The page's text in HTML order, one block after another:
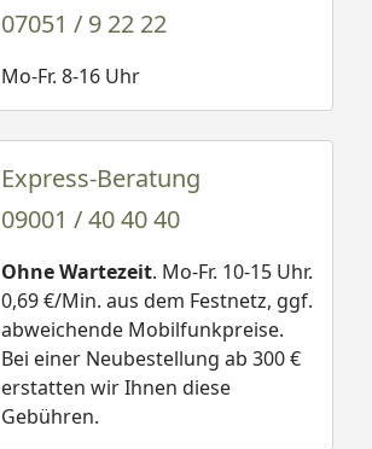
07051 / 9 22 22
Mo-Fr. 8-16 Uhr
Express-Beratung
09001 / 40 40 40
Ohne Wartezeit. Mo-Fr. 10-15 Uhr.
0,69 €/Min. aus dem Festnetz, ggf.
abweichende Mobilfunkpreise.
Bei einer Neubestellung ab 300 €
erstatten wir Ihnen diese
Gebühren.